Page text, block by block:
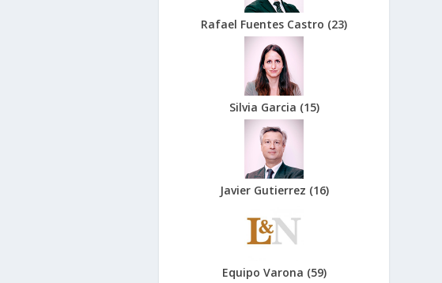
Rafael Fuentes Castro (23)
Silvia Garcia (15)
Javier Gutierrez (16)
Equipo Varona (59)